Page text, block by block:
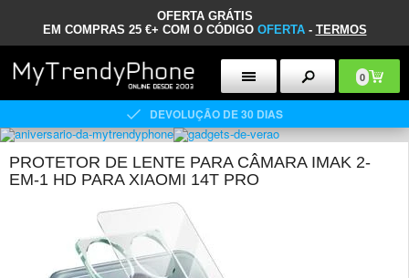
OFERTA GRÁTIS
EM COMPRAS 25 €+ COM O CÓDIGO OFERTA- TERMOS
0
DEVOLUÇÃO DE 30 DIAS
PROTETOR DE LENTE PARA CÂMARA IMAK 2-
EM-1 HD PARA XIAOMI 14T PRO